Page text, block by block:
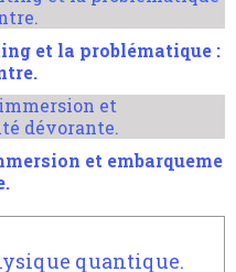
et la problématique :
et embarqueme
quantique.